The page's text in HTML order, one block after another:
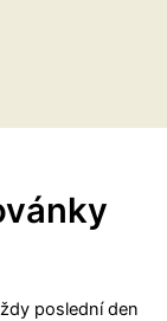
poslední den